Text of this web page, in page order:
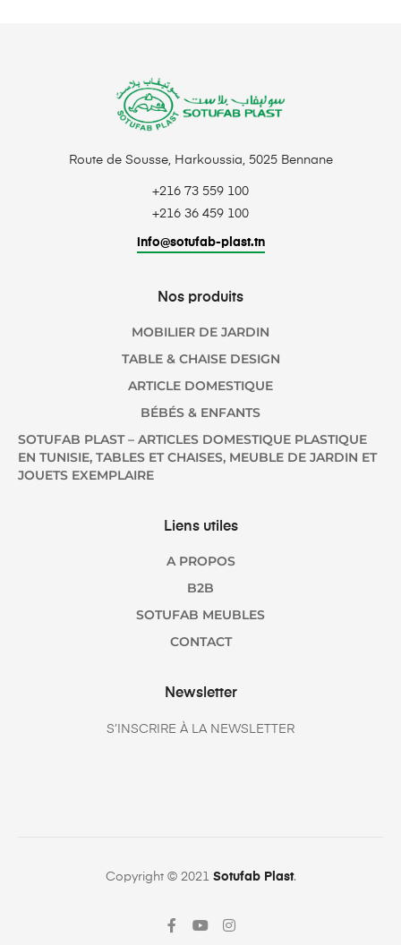
Route de Sousse, Harkoussia, 5025 Bennane
+216 73 559 100
+216 36 459 100
info@sotufab-plast.tn
Nos produits
MOBILIER DE JARDIN
TABLE & CHAISE DESIGN
ARTICLE DOMESTIQUE
BÉBÉS & ENFANTS
SOTUFAB PLAST – ARTICLES DOMESTIQUE PLASTIQUE
EN TUNISIE, TABLES ET CHAISES, MEUBLE DE JARDIN ET
JOUETS EXEMPLAIRE
Liens utiles
A PROPOS
B2B
SOTUFAB MEUBLES
CONTACT
Newsletter
S’INSCRIRE À LA NEWSLETTER
Copyright © 2021 Sotufab Plast.